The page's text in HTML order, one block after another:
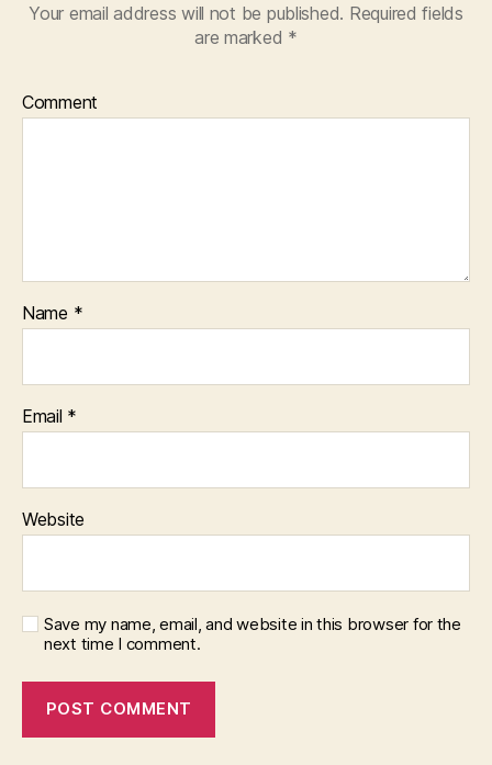
Your email address will not be published. Required fields
are marked *
Comment
Name *
Email *
Website
Save my name, email, and website in this browser for the
next time I comment.